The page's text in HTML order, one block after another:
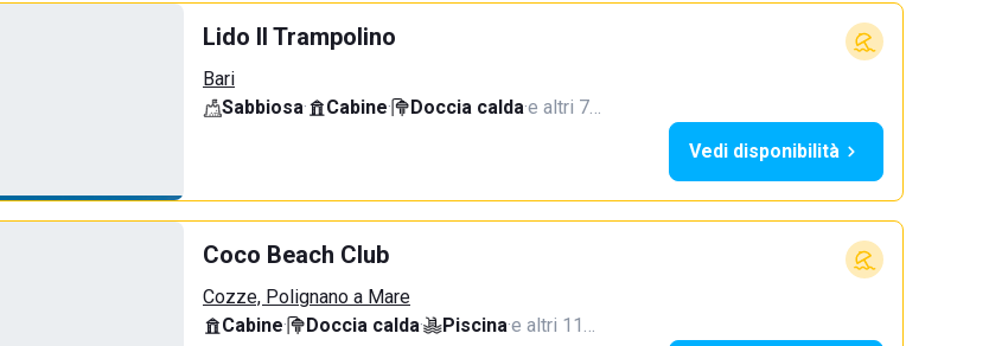
Lido Il Trampolino
Bari
Sabbiosa· Cabine· Doccia calda·e altri 7…
Vedi disponibilità
Coco Beach Club
Cozze, Polignano a Mare
Cabine· Doccia calda· Piscina·e altri 11…